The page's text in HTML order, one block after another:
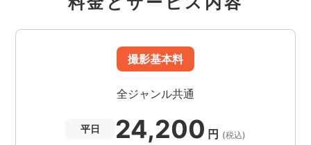
撮影基本料
全ジャンル共通
平日 24,200 円 (税込)